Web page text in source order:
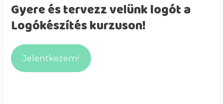
Gyere és tervezz velünk logót a
Logókészítés kurzuson!
Jelentkezem!